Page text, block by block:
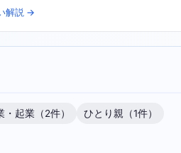
解説 →
・起業（2件）
ひとり親（1件）